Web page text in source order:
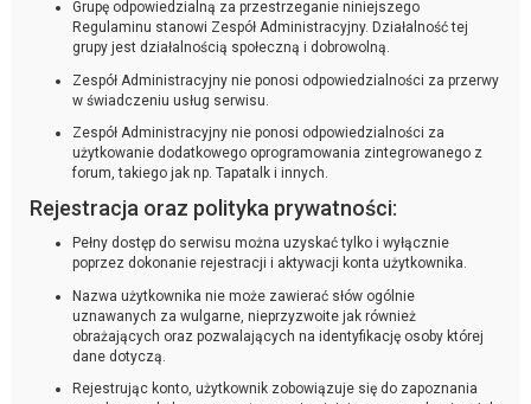
Grupę odpowiedzialną za przestrzeganie niniejszego
Regulaminu stanowi Zespół Administracyjny. Działalność tej
grupy jest działalnością społeczną i dobrowolną.
Zespół Administracyjny nie ponosi odpowiedzialności za przerwy
w świadczeniu usług serwisu.
Zespół Administracyjny nie ponosi odpowiedzialności za
użytkowanie dodatkowego oprogramowania zintegrowanego z
forum, takiego jak np. Tapatalk i innych.
Rejestracja oraz polityka prywatności:
Pełny dostęp do serwisu można uzyskać tylko i wyłącznie
poprzez dokonanie rejestracji i aktywacji konta użytkownika.
Nazwa użytkownika nie może zawierać słów ogólnie
uznawanych za wulgarne, nieprzyzwoite jak również
obrażających oraz pozwalających na identyfikację osoby której
dane dotyczą.
Rejestrując konto, użytkownik zobowiązuje się do zapoznania